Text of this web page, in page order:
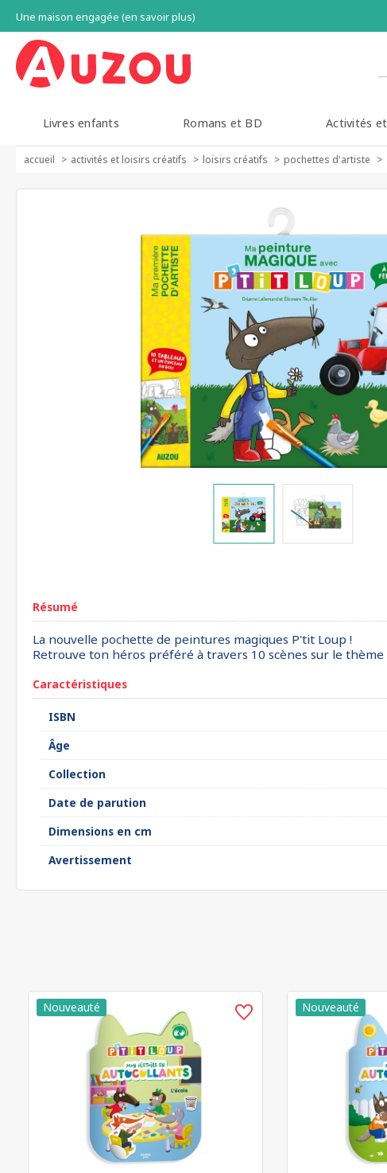
Une maison engagée (en savoir plus)
Livres enfants Romans et BD Activités
accueil activités et loisirs créatifs loisirs créatifs pochettes d'artiste
Résumé
La nouvelle pochette de peintures magiques P'tit Loup !
Retrouve ton héros préféré à travers 10 scènes sur le
Caractéristiques
ISBN
Âge
Collection
Date de parution
Dimensions en cm
Avertissement